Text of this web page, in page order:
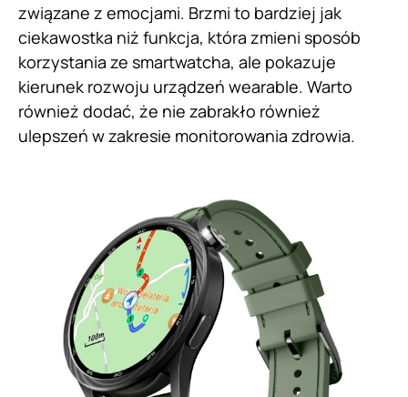
związane z emocjami. Brzmi to bardziej jak
ciekawostka niż funkcja, która zmieni sposób
korzystania ze smartwatcha, ale pokazuje
kierunek rozwoju urządzeń wearable. Warto
również dodać, że nie zabrakło również
ulepszeń w zakresie monitorowania zdrowia.